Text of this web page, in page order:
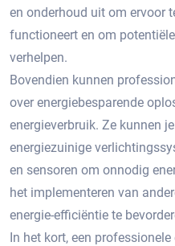
en onderhoud uit om ervoor
functioneert en om
verhelpen.​
Bovendien kunnen
over energiebesparende
energieverbruik.​ Ze kunnen
energiezuinige
en sensoren om onnodig
het implementeren van
energie-efficiëntie te
In het kort, een